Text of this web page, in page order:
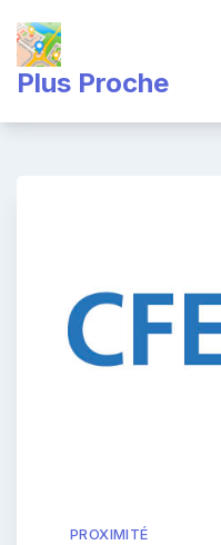
content
Plus Proche
PROXIMITÉ